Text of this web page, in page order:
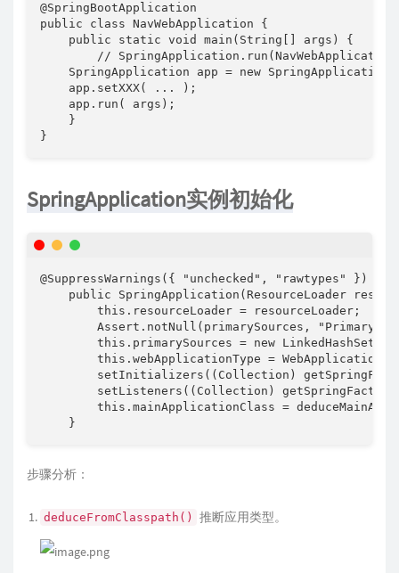
@SpringBootApplication
public class NavWebApplication {
    public static void main(String[] args) {
//
SpringApplication app = new
    app.setXXX( ... );
    app.run( args);
    }
}
SpringApplication实例初始化
@SuppressWarnings({ "unchecked", "rawtypes" })
public SpringApplication(ResourceLoader
        this.resourceLoader = resourceLoader;
Assert.notNull(primarySources,
this.primarySources = new
this.webApplicationType =
setInitializers((Collection)
setListeners((Collection)
this.mainApplicationClass =
    }
步骤分析：
deduceFromClasspath() 推断应用类型。